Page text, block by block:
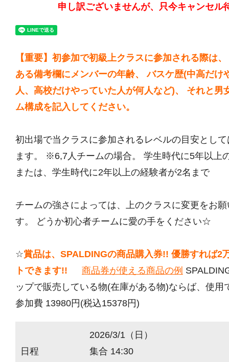
申し訳ございませんが、只今キャンセル
【重要】初参加で初級上クラスに参加される際は
ある備考欄にメンバーの年齢、 バスケ歴(中高だけ
人、高校だけやっていた人が何人など)、 それと男
ム構成を記入してください。
初出場で当クラスに参加されるレベルの目安とし
ます。 ※6,7人チームの場合。 学生時代に5年以上
または、学生時代に2年以上の経験者が2名まで
チームの強さによっては、上のクラスに変更をお
す。 どうか初心者チームに愛の手をください☆
☆賞品は、SPALDINGの商品購入券!! 優勝すれば2
トできます!!
商品券が使える商品の例
ップで販売している物(在庫がある物)ならば、使用
参加費 13980円(税込15378円)
日程
2026/3/1（日）
集合 14:30